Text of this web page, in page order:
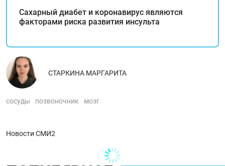
Сахарный диабет и коронавирус являются
факторами риска развития инсульта
СТАРКИНА МАРГАРИТА
сосуды позвоночник мозг
Новости СМИ2